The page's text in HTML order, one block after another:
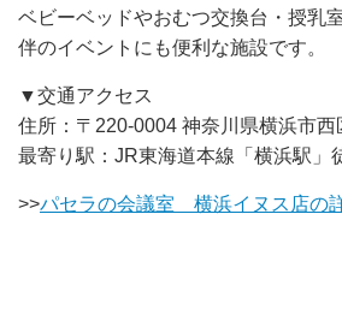
ベビーベッドやおむつ交換台・授乳
伴のイベントにも便利な施設です。
▼交通アクセス
住所：〒220-0004 神奈川県横浜市西
最寄り駅：JR東海道本線「横浜駅」
>>パセラの会議室 横浜イヌス店の